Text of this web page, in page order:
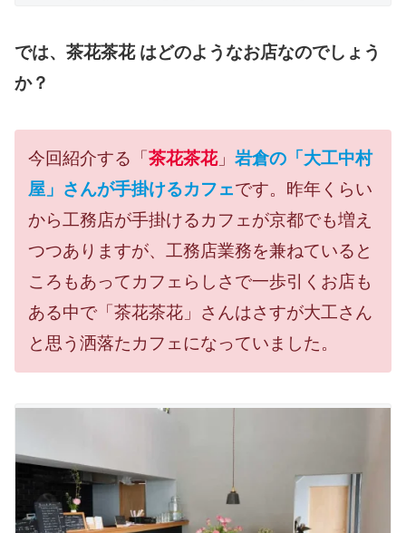
では、茶花茶花 はどのようなお店なのでしょう
か？
今回紹介する「 茶花茶花」 岩倉の「大工中村
屋」さんが手掛けるカフェです。昨年くらい
から工務店が手掛けるカフェが京都でも増え
つつありますが、工務店業務を兼ねていると
ころもあってカフェらしさで一歩引くお店も
ある中で「茶花茶花」さんはさすが大工さん
と思う洒落たカフェになっていました。